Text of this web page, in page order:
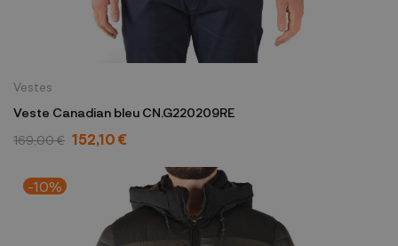
Vestes
Veste Canadian bleu CN.G220209RE
169,00 € 152,10 €
-10%